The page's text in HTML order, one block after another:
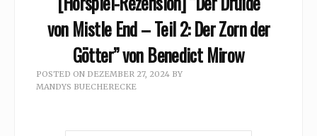
von Mistle End – Teil 2: Der Zorn der
Götter” von Benedict Mirow
POSTED ON DEZEMBER 27, 2024 BY
MANDYS BUECHERECKE